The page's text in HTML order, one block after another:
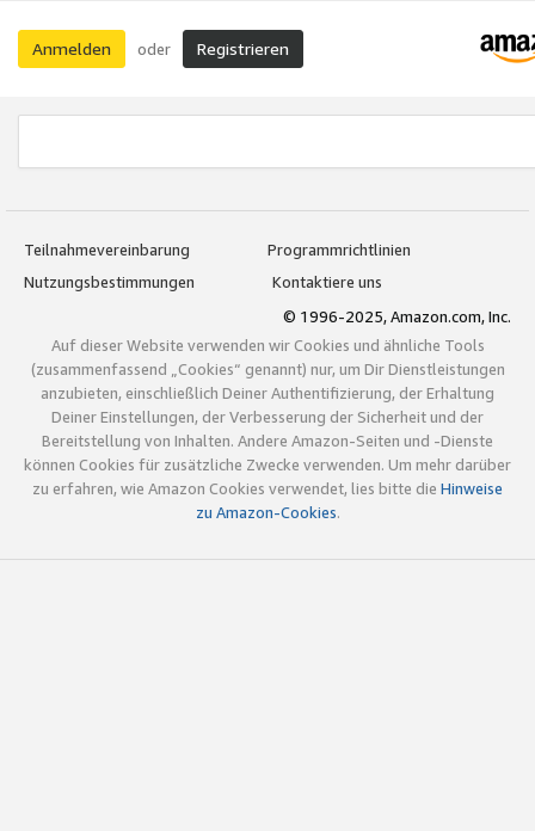
Anmelden oder Registrieren
Teilnahmevereinbarung
Programmrichtlinien
Nutzungsbestimmungen
Kontaktiere uns
© 1996-2025, Amazon.com, Inc.
Auf dieser Website verwenden wir Cookies und ähnliche Tools
(zusammenfassend „Cookies“ genannt) nur, um Dir Dienstleistungen
anzubieten, einschließlich Deiner Authentifizierung, der Erhaltung
Deiner Einstellungen, der Verbesserung der Sicherheit und der
Bereitstellung von Inhalten. Andere Amazon-Seiten und -Dienste
können Cookies für zusätzliche Zwecke verwenden. Um mehr darüber
zu erfahren, wie Amazon Cookies verwendet, lies bitte die Hinweise
zu Amazon-Cookies.